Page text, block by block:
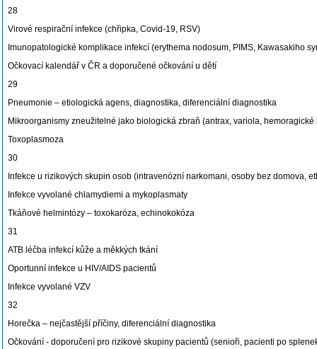
28
Virové respirační infekce (chřipka, Covid-19, RSV)
Imunopatologické komplikace infekcí (erythema nodosum, PIMS, Kawasakiho
Očkovací kalendář v ČR a doporučené očkování u dětí
29
Pneumonie – etiologická agens, diagnostika, diferenciální diagnostika
Mikroorganismy zneužitelné jako biologická zbraň (antrax, variola, hemoragické
Toxoplasmoza
30
Infekce u rizikových skupin osob (intravenózní narkomani, osoby bez domova,
Infekce vyvolané chlamydiemi a mykoplasmaty
Tkáňové helmintózy – toxokaróza, echinokokóza
31
ATB léčba infekcí kůže a měkkých tkání
Oportunní infekce u HIV/AIDS pacientů
Infekce vyvolané VZV
32
Horečka – nejčastější příčiny, diferenciální diagnostika
Očkování - doporučení pro rizikové skupiny pacientů (senioři, pacienti po